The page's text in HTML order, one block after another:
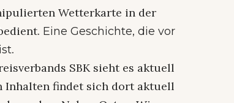
Wetterkarte in der
Eine Geschichte, die vor
.
SBK sieht es aktuell
Inhalten findet sich dort aktuell